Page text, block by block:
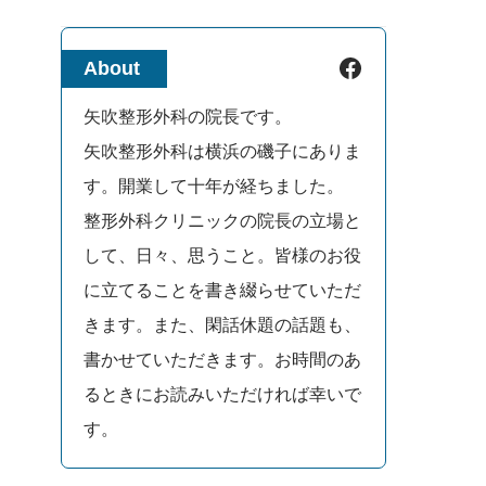
About Facebook
矢吹整形外科の院長です。
矢吹整形外科は横浜の磯子にありま
す。開業して十年が経ちました。
整形外科クリニックの院長の立場と
して、日々、思うこと。皆様のお役
に立てることを書き綴らせていただ
きます。また、閑話休題の話題も、
書かせていただきます。お時間のあ
るときにお読みいただければ幸いで
す。